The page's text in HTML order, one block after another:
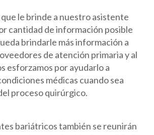
le brinde a nuestro asistente
cantidad de información posible
brindarle más información a
de atención primaria y al
esforzamos por ayudarlo a
médicas cuando sea
proceso quirúrgico.
bariátricos también se reunirán